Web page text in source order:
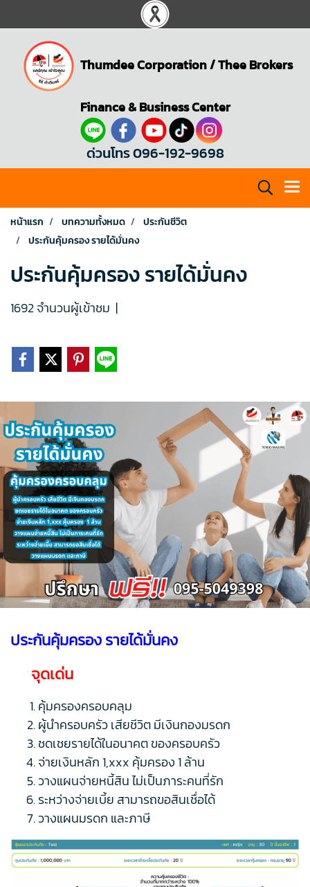
Thumdee Corporation/Thee Brokers
Finance & Business Center
ด่วนโทร 096-192-9698
หน้าแรก บทความทั้งหมด
ประกันชีวิต
ประกันคุ้มครอง รายได้มั่นคง
ประกันคุ้มครอง รายได้มั่นคง
1692 จำนวนผู้เข้าชม |
ประกันคุ้มครอง รายได้มั่นคง
จุดเด่น
คุ้มครองครอบคลุม
ผู้นำครอบครัว เสียชีวิต มีเงินกองมรดก
ชดเชยรายได้ในอนาคต ของครอบครัว
จ่ายเงินหลัก 1,xxx คุ้มครอง 1 ล้าน
วางแผนจ่ายหนี้สิน ไม่เป็นภาระคนที่รัก
ระหว่างจ่ายเบี้ย สามารถขอสินเชื่อได้
วางแผนมรดก และภาษี